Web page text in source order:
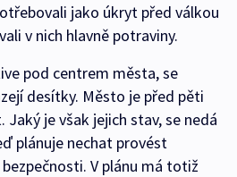
jako úkryt před válkou
v nich hlavně potraviny.
pod centrem města, se
desítky. Město je před pěti
je však jejich stav, se nedá
plánuje nechat provést
V plánu má totiž